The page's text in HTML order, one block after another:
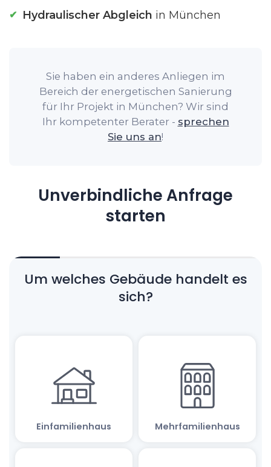
Hydraulischer Abgleich in München
Sie haben ein anderes Anliegen im
Bereich der energetischen Sanierung
für Ihr Projekt in München? Wir sind
Ihr kompetenter Berater - sprechen
Sie uns an!
Unverbindliche Anfrage
starten